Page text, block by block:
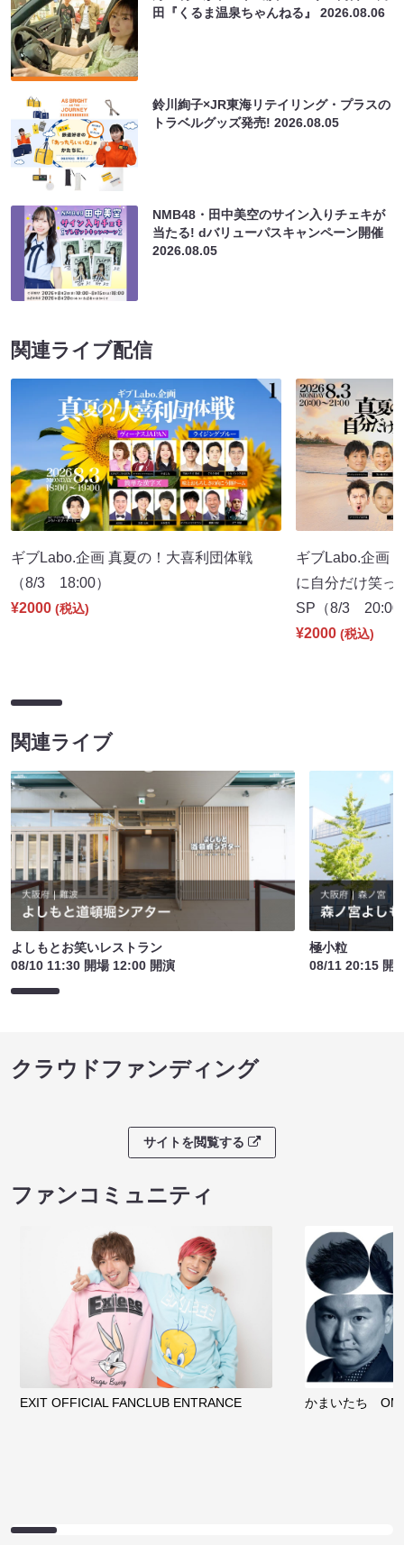
田『くるま温泉ちゃんねる』2026.08.06
鈴川絢子×JR東海リテイリング・プラスの
トラベルグッズ発売!2026.08.05
NMB48・田中美空のサイン入りチェキが
当たる! dバリューパスキャンペーン開催
2026.08.05
関連ライブ配信
ギブLabo.企画 真夏の！大喜利団体戦
（8/3 18:00）
¥2000 (税込)
ギブLabo.企画
に自分だけ笑っ
SP（8/3 20:00
¥2000 (税込)
関連ライブ
よしもとお笑いレストラン
08/10 11:30 開場 12:00 開演
極小粒
08/11 20:15 開
クラウドファンディング
サイトを閲覧する
ファンコミュニティ
EXIT OFFICIAL FANCLUB ENTRANCE かまいたち